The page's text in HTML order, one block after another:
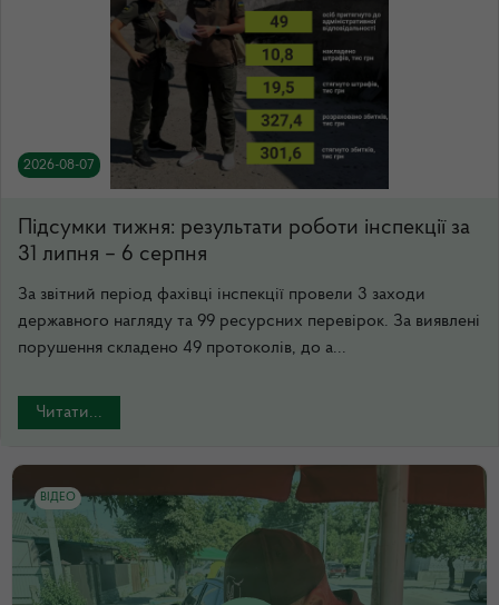
2026-08-07
Підсумки тижня: результати роботи інспекції за
31 липня – 6 серпня
За звітний період фахівці інспекції провели 3 заходи
державного нагляду та 99 ресурсних перевірок. За виявлені
порушення складено 49 протоколів, до а...
Читати...
ВІДЕО